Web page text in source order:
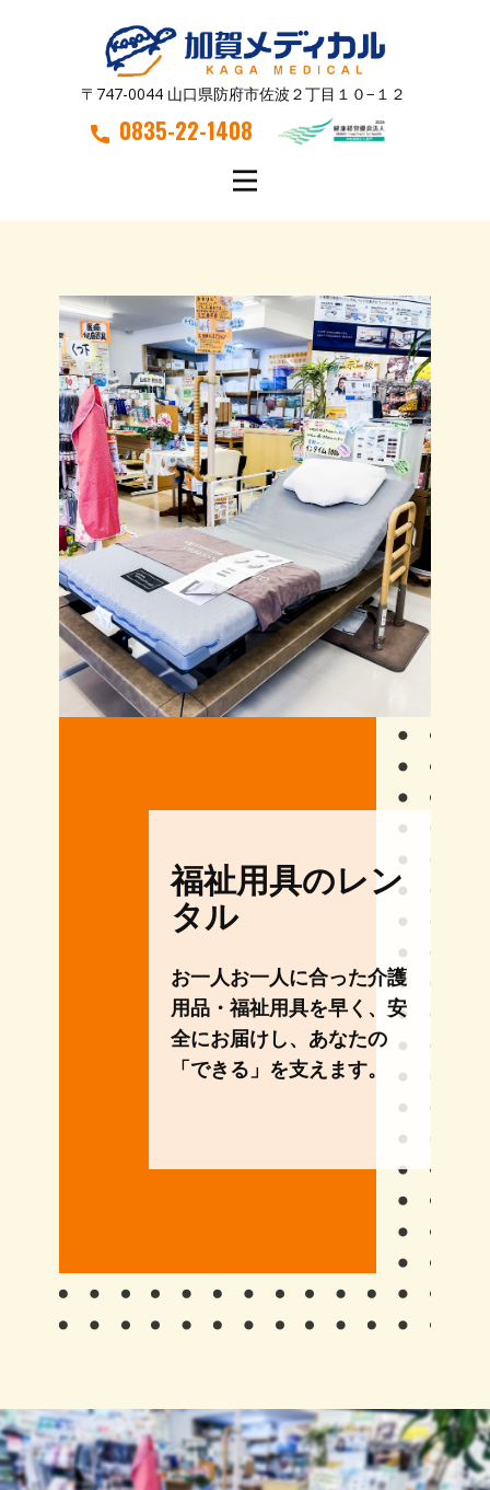
〒747-0044 山口県防府市佐波２丁目１０−１２
0835-22-1408
福祉用具のレン
タル
お一人お一人に合った介護
用品・福祉用具を早く、安
全にお届けし、あなたの
「できる」を支えます。